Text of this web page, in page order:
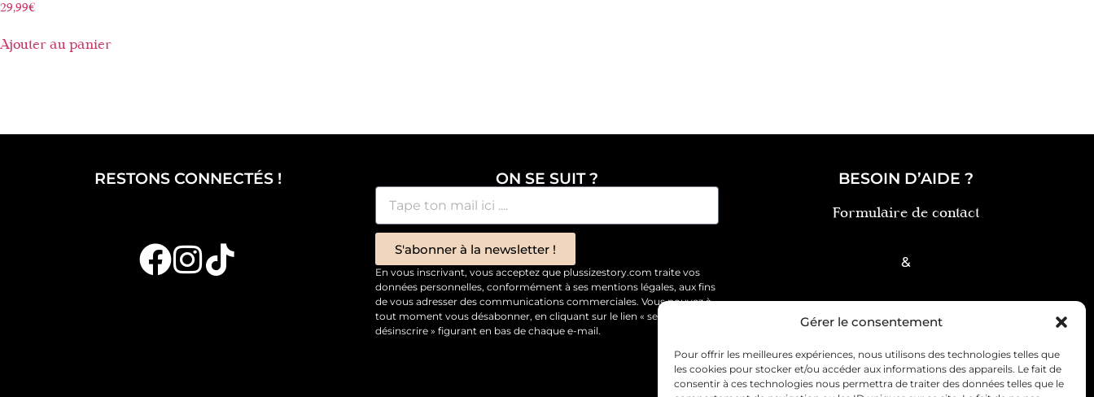
Gérer le consentement
Pour offrir les meilleures expériences, nous utilisons des technologies telles que
les cookies pour stocker et/ou accéder aux informations des appareils. Le fait de
consentir à ces technologies nous permettra de traiter des données telles que le
29,99€
Ajouter au panier
RESTONS CONNECTÉS ! ON SE SUIT ?
S'abonner à la newsletter !
En vous inscrivant, vous acceptez que plussizestory.com traite vos
données personnelles, conformément à ses mentions légales, aux fins
de vous adresser des communications commerciales. Vous pouvez à
tout moment vous désabonner, en cliquant sur le lien « se
désinscrire » figurant en bas de chaque e-mail.
BESOIN D’AIDE ?
Formulaire de contact
&